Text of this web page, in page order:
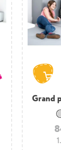
Grand